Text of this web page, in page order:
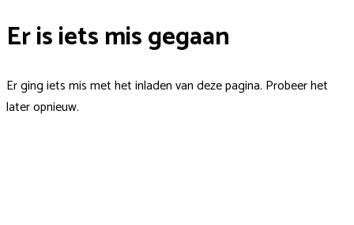
Er is iets mis gegaan
Er ging iets mis met het inladen van deze pagina. Probeer het
later opnieuw.